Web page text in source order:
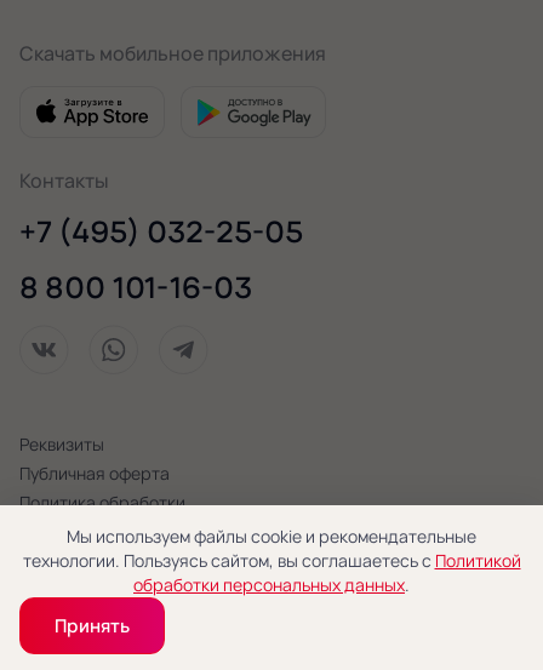
© 2026 «Новая Голландия»
Политика обработки
персональных данных
Публичная оферта
Реквизиты
Скачать мобильное приложения
Контакты
+7 (495) 032-25-05
8 800 101-16-03
Мы используем файлы cookie и рекомендательные
технологии. Пользуясь сайтом, вы соглашаетесь с Политикой
обработки персональных данных.
Принять